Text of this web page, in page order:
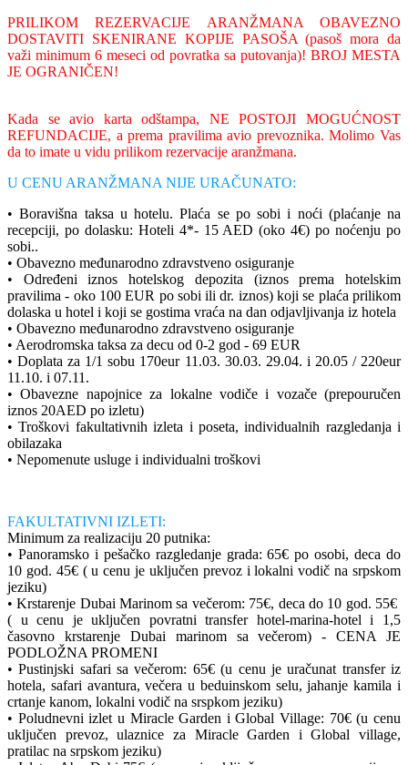
PRILIKOM REZERVACIJE ARANŽMANA OBAVEZNO
DOSTAVITI SKENIRANE KOPIJE PASOŠA (pasoš mora da
važi minimum 6 meseci od povratka sa putovanja)! BROJ MESTA
JE OGRANIČEN!
Kada se avio karta odštampa, NE POSTOJI MOGUĆNOST
REFUNDACIJE, a prema pravilima avio prevoznika. Molimo Vas
da to imate u vidu prilikom rezervacije aranžmana.
U CENU ARANŽMANA NIJE URAČUNATO:
• Boravišna taksa u hotelu. Plaća se po sobi i noći (plaćanje na
recepciji, po dolasku: Hoteli 4*- 15 AED (oko 4€) po noćenju po
sobi..
• Obavezno međunarodno zdravstveno osiguranje
• Određeni iznos hotelskog depozita (iznos prema hotelskim
pravilima - oko 100 EUR po sobi ili dr. iznos) koji se plaća prilikom
dolaska u hotel i koji se gostima vraća na dan odjavljivanja iz hotela
• Obavezno međunarodno zdravstveno osiguranje
• Aerodromska taksa za decu od 0-2 god - 69 EUR
• Doplata za 1/1 sobu 170eur 11.03. 30.03. 29.04. i 20.05 / 220eur
11.10. i 07.11.
• Obavezne napojnice za lokalne vodiče i vozače (prepouručen
iznos 20AED po izletu)
• Troškovi fakultativnih izleta i poseta, individualnih razgledanja i
obilazaka
• Nepomenute usluge i individualni troškovi
FAKULTATIVNI IZLETI:
Minimum za realizaciju 20 putnika:
• Panoramsko i pešačko razgledanje grada: 65€ po osobi, deca do
10 god. 45€ ( u cenu je uključen prevoz i lokalni vodič na srpskom
jeziku)
• Krstarenje Dubai Marinom sa večerom: 75€, deca do 10 god. 55€
( u cenu je uključen povratni transfer hotel-marina-hotel i 1,5
časovno krstarenje Dubai marinom sa večerom) - CENA JE
PODLOŽNA PROMENI
• Pustinjski safari sa večerom: 65€ (u cenu je uračunat transfer iz
hotela, safari avantura, večera u beduinskom selu, jahanje kamila i
crtanje kanom, lokalni vodič na srspkom jeziku)
• Poludnevni izlet u Miracle Garden i Global Village: 70€ (u cenu
uključen prevoz, ulaznice za Miracle Garden i Global village,
pratilac na srpskom jeziku)